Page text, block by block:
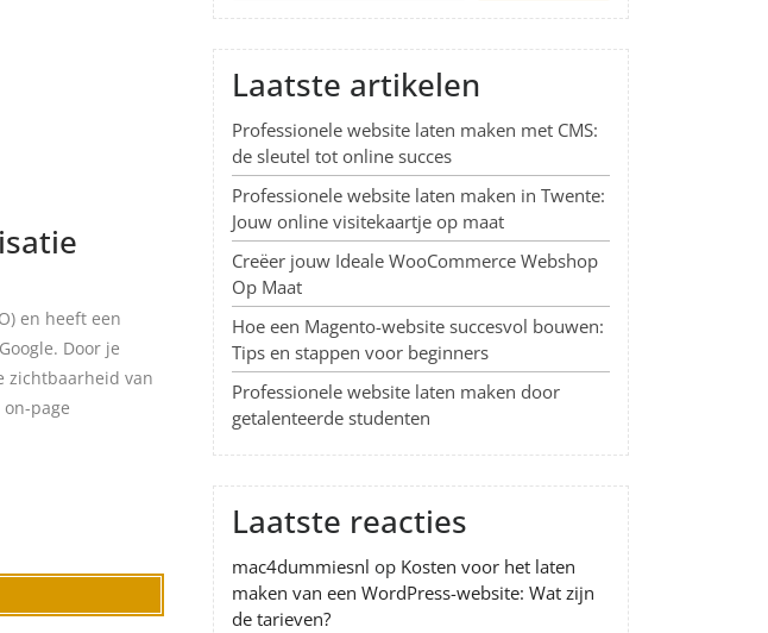
en heeft een
Door je
zichtbaarheid van
page
Laatste artikelen
Professionele website laten maken met CMS:
de sleutel tot online succes
Professionele website laten maken in Twente:
Jouw online visitekaartje op maat
Creëer jouw Ideale WooCommerce Webshop
Op Maat
Hoe een Magento-website succesvol bouwen:
Tips en stappen voor beginners
Professionele website laten maken door
getalenteerde studenten
Laatste reacties
mac4dummiesnl op Kosten voor het laten
maken van een WordPress-website: Wat zijn
de tarieven?